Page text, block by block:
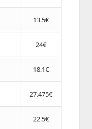
13.5€
24€
18.1€
27.475€
22.5€